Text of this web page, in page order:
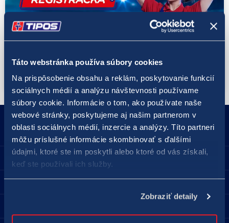
Táto webstránka používa súbory cookies
Na prispôsobenie obsahu a reklám, poskytovanie funkcií
sociálnych médií a analýzu návštevnosti používame
súbory cookie. Informácie o tom, ako používate naše
webové stránky, poskytujeme aj našim partnerom v
oblasti sociálnych médií, inzercie a analýzy. Títo partneri
môžu príslušné informácie skombinovať s ďalšími
údajmi, ktoré ste im poskytli alebo ktoré od vás získali,
keď ste používali ich služby.
Zobraziť detaily
18177 podnety@tipos.sk
Spoločnosť TIPOS
Pre hráčov